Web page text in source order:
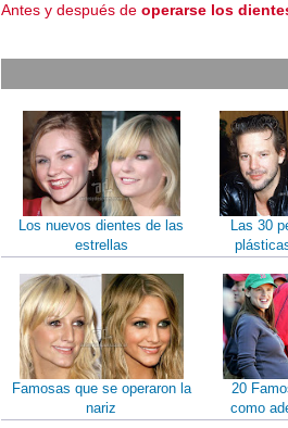
Antes y después deoperarse los
Los nuevos dientes de las
estrellas
Las 30
Famosas que se operaron la
nariz
20
como